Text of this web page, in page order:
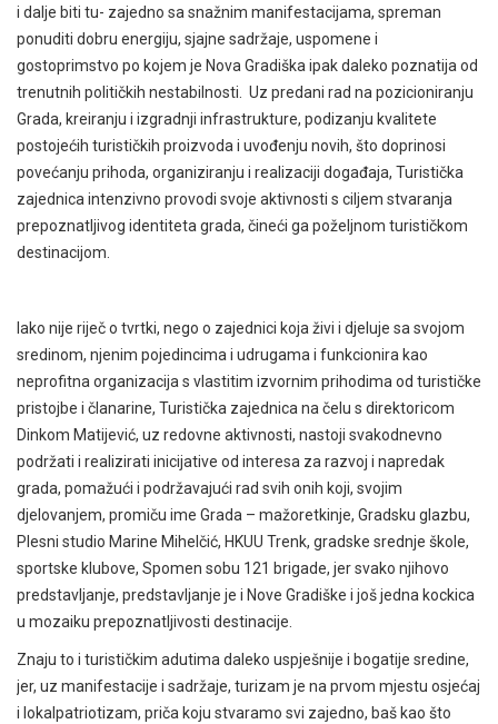
i dalje biti tu- zajedno sa snažnim manifestacijama, spreman
ponuditi dobru energiju, sjajne sadržaje, uspomene i
gostoprimstvo po kojem je Nova Gradiška ipak daleko poznatija od
trenutnih političkih nestabilnosti. Uz predani rad na pozicioniranju
Grada, kreiranju i izgradnji infrastrukture, podizanju kvalitete
postojećih turističkih proizvoda i uvođenju novih, što doprinosi
povećanju prihoda, organiziranju i realizaciji događaja, Turistička
zajednica intenzivno provodi svoje aktivnosti s ciljem stvaranja
prepoznatljivog identiteta grada, čineći ga poželjnom turističkom
destinacijom.
Iako nije riječ o tvrtki, nego o zajednici koja živi i djeluje sa svojom
sredinom, njenim pojedincima i udrugama i funkcionira kao
neprofitna organizacija s vlastitim izvornim prihodima od turističke
pristojbe i članarine, Turistička zajednica na čelu s direktoricom
Dinkom Matijević, uz redovne aktivnosti, nastoji svakodnevno
podržati i realizirati inicijative od interesa za razvoj i napredak
grada, pomažući i podržavajući rad svih onih koji, svojim
djelovanjem, promiču ime Grada – mažoretkinje, Gradsku glazbu,
Plesni studio Marine Mihelčić, HKUU Trenk, gradske srednje škole,
sportske klubove, Spomen sobu 121 brigade, jer svako njihovo
predstavljanje, predstavljanje je i Nove Gradiške i još jedna kockica
u mozaiku prepoznatljivosti destinacije.
Znaju to i turističkim adutima daleko uspješnije i bogatije sredine,
jer, uz manifestacije i sadržaje, turizam je na prvom mjestu osjećaj
i lokalpatriotizam, priča koju stvaramo svi zajedno, baš kao što